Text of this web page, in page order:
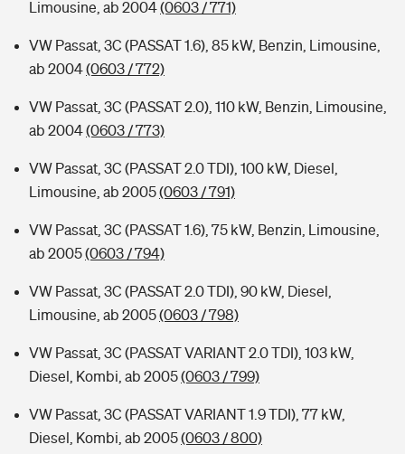
Limousine, ab 2004(0603 / 771)
VW Passat, 3C (PASSAT 1.6), 85 kW, Benzin, Limousine,
ab 2004(0603 / 772)
VW Passat, 3C (PASSAT 2.0), 110 kW, Benzin, Limousine,
ab 2004(0603 / 773)
VW Passat, 3C (PASSAT 2.0 TDI), 100 kW, Diesel,
Limousine, ab 2005(0603 / 791)
VW Passat, 3C (PASSAT 1.6), 75 kW, Benzin, Limousine,
ab 2005(0603 / 794)
VW Passat, 3C (PASSAT 2.0 TDI), 90 kW, Diesel,
Limousine, ab 2005(0603 / 798)
VW Passat, 3C (PASSAT VARIANT 2.0 TDI), 103 kW,
Diesel, Kombi, ab 2005(0603 / 799)
VW Passat, 3C (PASSAT VARIANT 1.9 TDI), 77 kW,
Diesel, Kombi, ab 2005(0603 / 800)